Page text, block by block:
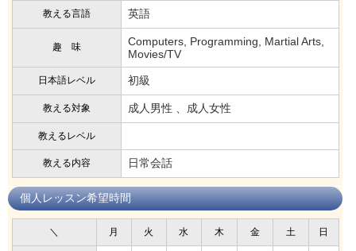
教える言語 英語
趣 味
Computers, Programming, Martial Arts,
Movies/TV
日本語レベル 初級
教える対象 成人男性 、成人女性
教えるレベル
教える内容 日常会話
個人レッスン希望時間
＼ 月 火 水 木 金 土 日